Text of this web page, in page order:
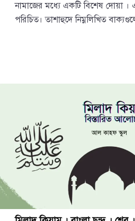
নামাজের মধ্যে একটি বিশেষ দোয়া ।
পরিচিত। তাশাহুদে নিম্নলিখিত